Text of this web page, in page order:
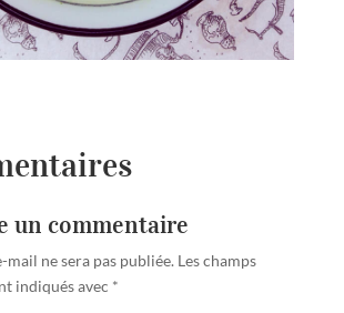
un commentaire
mail ne sera pas publiée. Les champs
indiqués avec *